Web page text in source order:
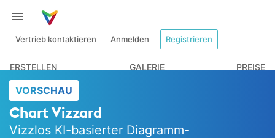
Vertrieb kontaktieren Anmelden Registrieren
ERSTELLEN GALERIE PREISE
VORSCHAU
Chart Vizzard
Vizzlos KI-basierter Diagramm-